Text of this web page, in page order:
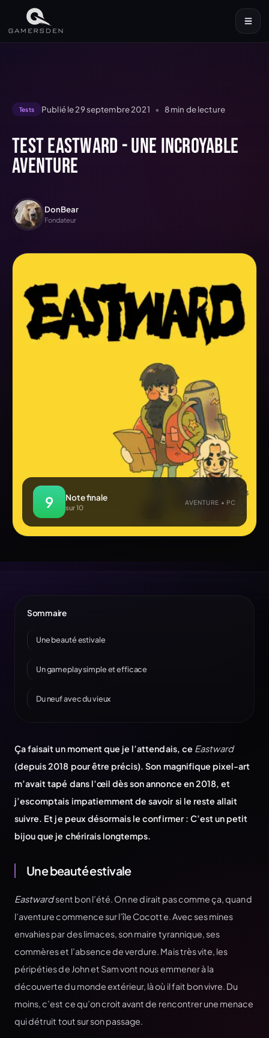
Tests Publié le29 septembre 2021 • 8min de lecture
Test Eastward - une incroyable
aventure
DonBear
Fondateur
9 Note finale
sur 10
AVENTURE • PC
Sommaire
Une beauté estivale
Un gameplay simple et efficace
Du neuf avec du vieux
Ça faisait un moment que je l’attendais, ce Eastward
(depuis 2018 pour être précis). Son magnifique pixel-art
m’avait tapé dans l’œil dès son annonce en 2018, et
j’escomptais impatiemment de savoir si le reste allait
suivre. Et je peux désormais le confirmer : C’est un petit
bijou que je chérirais longtemps.
Une beauté estivale
Eastwardsent bon l’été. On ne dirait pas comme ça, quand
l’aventure commence sur l’île Cocotte. Avec ses mines
envahies par des limaces, son maire tyrannique, ses
commères et l’absence de verdure. Mais très vite, les
péripéties de John et Sam vont nous emmener à la
découverte du monde extérieur, là où il fait bon vivre. Du
moins, c’est ce qu’on croit avant de rencontrer une menace
qui détruit tout sur son passage.